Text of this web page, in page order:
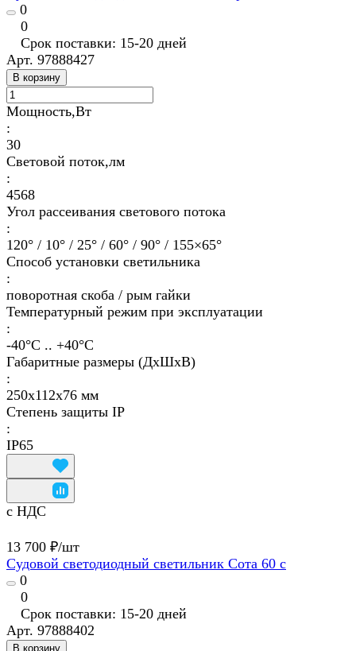
0
0
Срок поставки: 15-20 дней
Арт. 97888427
В корзину
Мощность,Вт
:
30
Световой поток,лм
:
4568
Угол рассеивания светового потока
:
120° / 10° / 25° / 60° / 90° / 155×65°
Способ установки светильника
:
поворотная скоба / рым гайки
Температурный режим при эксплуатации
:
-40°С .. +40°C
Габаритные размеры (ДхШхВ)
:
250х112х76 мм
Степень защиты IP
:
IP65
с НДС
13 700 ₽/шт
Судовой светодиодный светильник Сота 60 с
0
0
Срок поставки: 15-20 дней
Арт. 97888402
В корзину